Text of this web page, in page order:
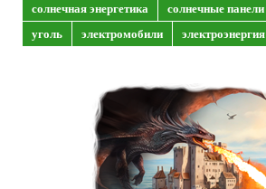
солнечная энергетика
солнечные панели
уголь
электромобили электроэнергия